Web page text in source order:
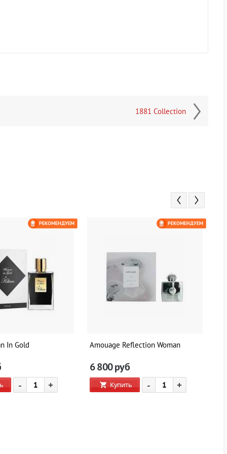
1881 Collection
In Gold
- +
РЕКОМЕНДУЕМ
Amouage Reflection Woman
6 800руб
Купить - +
РЕКОМЕНДУЕМ